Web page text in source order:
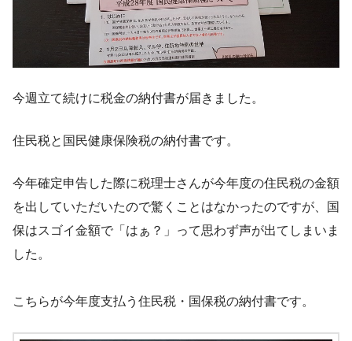
今週立て続けに税金の納付書が届きました。
住民税と国民健康保険税の納付書です。
今年確定申告した際に税理士さんが今年度の住民税の金額
を出していただいたので驚くことはなかったのですが、国
保はスゴイ金額で「はぁ？」って思わず声が出てしまいま
した。
こちらが今年度支払う住民税・国保税の納付書です。